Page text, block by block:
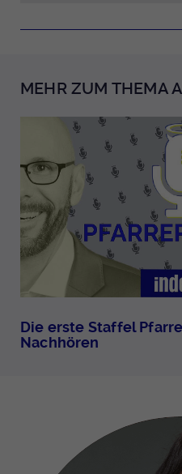
MEHR ZUM THEMA
Die erste Staffel
Nachhören